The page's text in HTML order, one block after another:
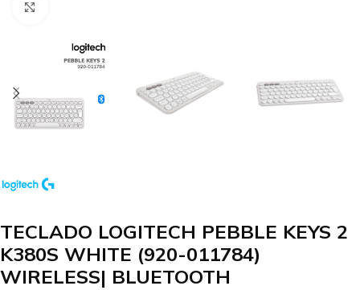
TECLADO LOGITECH PEBBLE KEYS 2
K380S WHITE (920-011784)
WIRELESS| BLUETOOTH